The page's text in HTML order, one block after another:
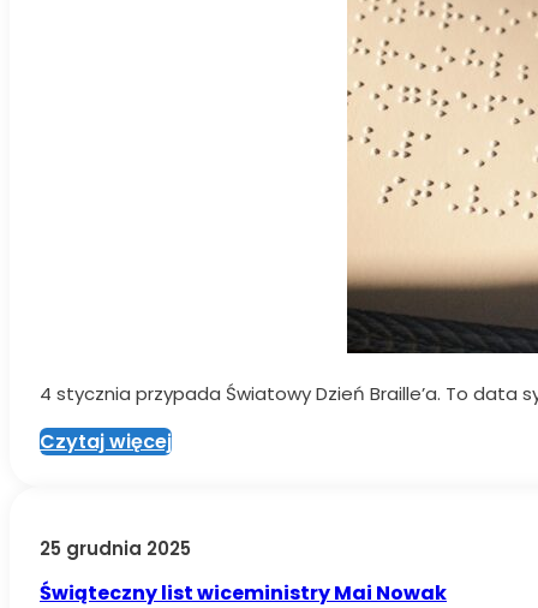
4 stycznia przypada Światowy Dzień Braille’a. To data
Czytaj więcej
25 grudnia 2025
Świąteczny list wiceministry Mai Nowak